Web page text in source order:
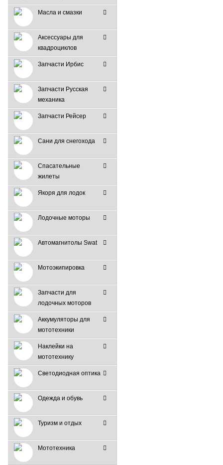
Масла и смазки
Аксессуары для
квадроциклов
Запчасти Ирбис
Запчасти Русская
механика
Запчасти Рейсер
Сани для снегохода
Спасательные
жилеты
Якоря для лодок
Лодочные моторы
Автомагнитолы Swat
Мотоэкипировка
Запчасти для
лодочных моторов
Аккумуляторы для
мототехники
Наклейки на
мототехнику
Светодиодная оптика
Одежда и обувь
Туризм и отдых
Мототехника